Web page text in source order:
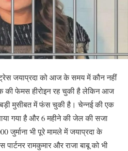
जयाप्रदा को आज के समय में कौन नहीं
की फेमस हीरोइन रह चुकी है लेकिन आज
मुसीबत में फंस चुकी है। चेन्नई की एक
गया है और 6 महीने की जेल की सजा
जुर्माना भी पूरे मामले में जयाप्रदा के
रामकुमार और राजा बाबू को भी